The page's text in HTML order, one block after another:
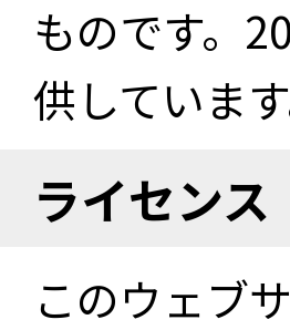
ものです。
供しています
ライセンス
このウェブ